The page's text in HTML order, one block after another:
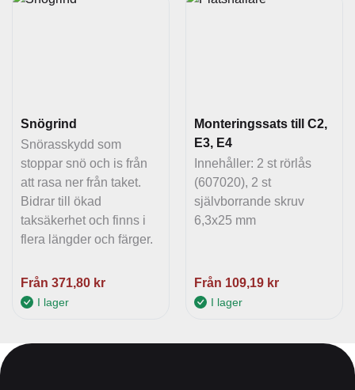
Snögrind
Snörasskydd som
stoppar snö och is från
att rasa ner från taket.
Bidrar till ökad
taksäkerhet och finns i
flera längder och färger.
Från 371,80 kr
I lager
Monteringssats till C2,
E3, E4
Innehåller: 2 st rörlås
(607020), 2 st
självborrande skruv
6,3x25 mm
Från 109,19 kr
I lager